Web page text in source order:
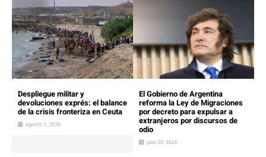
Despliegue militar y
devoluciones exprés: el balance
de la crisis fronteriza en Ceuta
agosto 1, 2026
El Gobierno de Argentina
reforma la Ley de Migraciones
por decreto para expulsar a
extranjeros por discursos de
odio
julio 30, 2026